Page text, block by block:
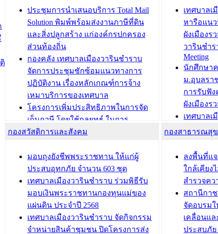
องคมนตรี
สำนักทะเบียนท้องถิ่นเทศบาลเมือง
วารินชำราบ ดำเนินการมอบทะเบียน
บ้าน ทร.14 และบัตรประจำตัว
ประชาชนบุคคลประเภท 8 แก่บุคคลที่
ได้รับการเพิ่มชื่อในทะเบียนบ้าน
(ท.ร.14) กรณีคนไม่มีสัญชาติไทยได้รับ
อนุญาตให้มีถิ่นที่อยู่
ประชุมคณะกรรมการประเมินผลการ
ควบคุมภายในของ สำนัก/กอง/
โรงเรียน/ศูนย์พัฒนาเด็กเล็ก/สถานธนา
บทความ อื่นๆ ...
ประชุมที
ชีวา สร้า
ขับเคลื่อน
“เมืองแห่
บทความ อื่นๆ ...
ประชุมการนำเสนอบริการ Total Mail
Solution พิมพ์พร้อมส่งงานภาษีที่ดิน
และสิ่งปลูกสร้าง แก่องค์กรปกครอง
ส่วนท้องถิ่น
กองคลัง เทศบาลเมืองวารินชำราบ
จัดการประชุมซักซ้อมแนวทางการ
ปฏิบัติงาน เรื่องหลักเกณฑ์การจ้าง
เหมาบริการของเทศบาล
โครงการเพิ่มประสิทธิภาพในการจัด
เก็บภาษี โดยใช้กลยุทธ์ ในการ
พัฒนาการจัดเก็บรายได้ ประจำปี พ.ศ.
เทศบาลเมืองวารินชำราบ ร่วมการ
ประชุมวิชาการระดับนานาชาติและ
นิทรรศการด้านนวัตกรรมท้องถิ่น 2568
และรับรางวัลทีมนักวิจัยดีเด่นจาก
นวัตกรรมโครงการทะเบียนภาษีป้าย
ประชุมผู้เช่าอาคารพาณิชย์ บริเวณ
ถนนเกษมสุขและถนนประทุมเทพภักดี
เทศบาลเ
หารือแน
ผังเมืองร
วารินชำร
Meeting
นักศึกษา
ม.อุบลรา
การรับฟั
ผังเมืองร
เทศบาลเ
โครงการ
เทศบาล
รับฟังคว
ผังเมือง
วารินชำ
เทศบาล
ซักซ้อมแ
ประโยช
กองสวัสดิการและสังคม
มอบถุงยังชีพพระราชทาน ให้แก่ผู้
ประสบอุทกภัย จำนวน 603 ชุด
เทศบาลเมืองวารินชำราบ ร่วมพิธีรับ
มอบเงินพระราชทานกองทุนแม่ของ
แผ่นดิน ประจำปี 2568
เทศบาลเมืองวารินชำราบ จัดกิจกรรม
จำหน่ายสินค้าชุมชน ปิดโครงการส่ง
กองสาธารณสุ
ลงพื้นที่แ
ใกล้เคียง
สำรวจค
สถานีกา
จัดอบรม
เคลื่อนแ
ประสบภั